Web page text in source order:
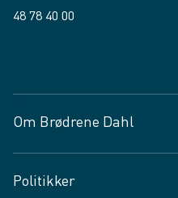
48 78 40 00
Om Brødrene Dahl
Vagttelefon 30 10 89 89
Politikker